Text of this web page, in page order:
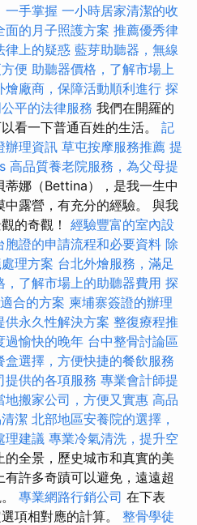
一手掌握 一小時居家清潔的收
面的月子照護方案 推薦優秀律
律上的疑惑 藍芽助聽器，無線
便 助聽器價格，了解市場上
燴廠商，保障活動順利進行 探
平的法律服務 我們在開羅的
看一下普通百姓的生活。 記
辦理資訊 草屯按摩服務推薦 提
高品質養老院服務，為父母提
蒂娜（Bettina），是我一生中
露營，有充分的經驗。 與我
的奇觀！ 經驗豐富的室內設
胞證的申請流程和必要資料 除
理方案 台北外燴服務，滿足
，了解市場上的助聽器費用 探
合的方案 柬埔寨簽證的辦理
供永久性解決方案 整復療程推
過愉快的晚年 台中整骨討論區
盒選擇，方便快捷的餐飲服務
提供的各項服務 專業會計師提
地搬家公司，方便又實惠 高品
潔 北部地區安養院的選擇，
理建議 專業冷氣清洗，提升空
的全景，歷史城市和真實的美
許多奇蹟可以避免，遠遠超
專業網路行銷公司 在下表
項相對應的計算。 整骨學徒